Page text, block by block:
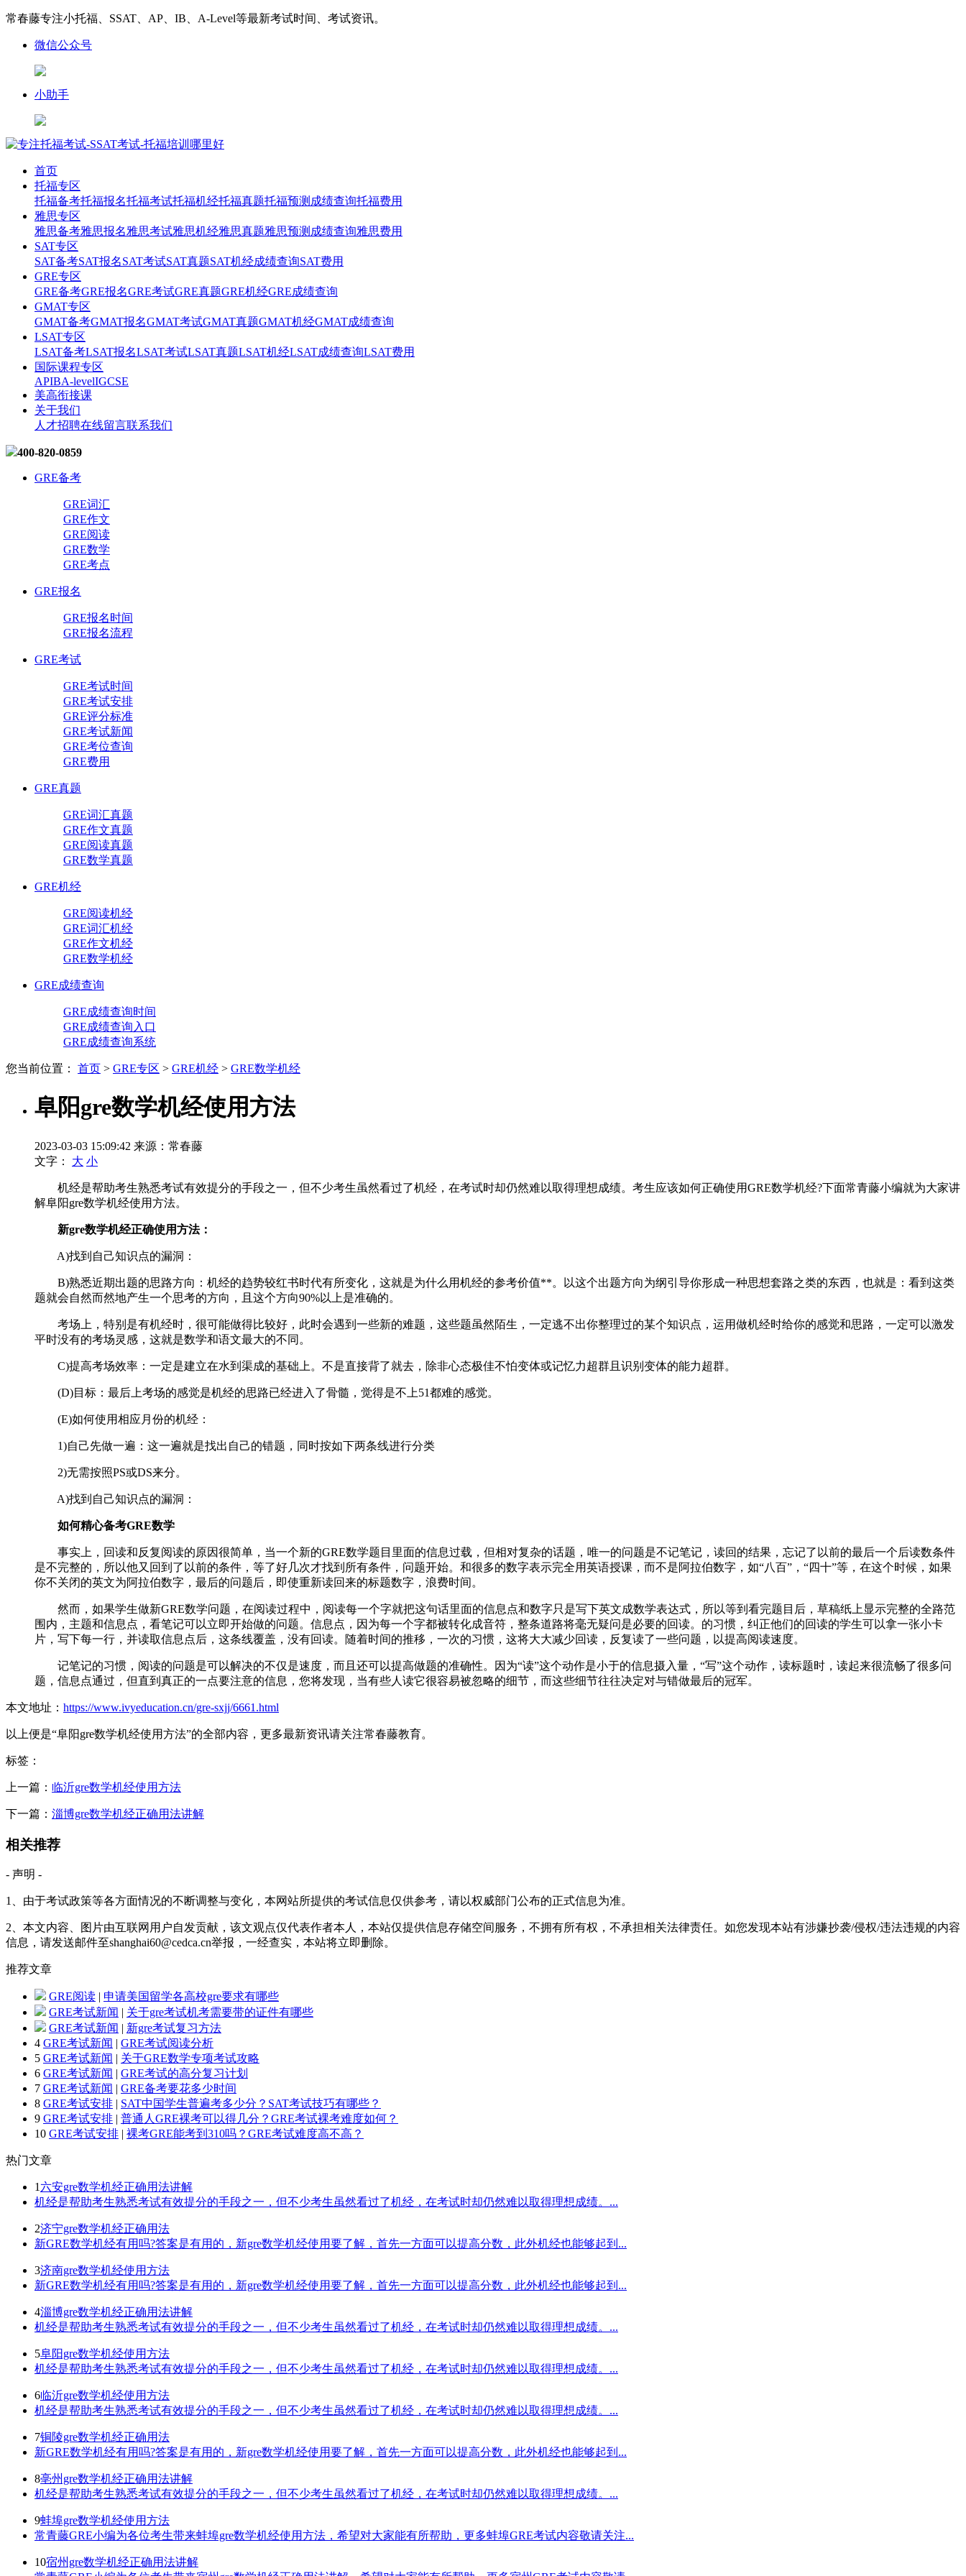
常春藤专注小托福、SSAT、AP、IB、A-Level等最新考试时间、考试资讯。
微信公众号
小助手
首页
托福专区
托福备考托福报名托福考试托福机经托福真题托福预测 成绩查询托福费用
雅思专区
雅思备考雅思报名雅思考试雅思机经雅思真题雅思预测 成绩查询雅思费用
SAT专区
SAT备考SAT报名SAT考试SAT真题SAT机经成绩查询SAT费用
GRE专区
GRE备考GRE报名GRE考试GRE真题GRE机经GRE成绩查询
GMAT专区
GMAT备考GMAT报名GMAT考试GMAT真题GMAT机经GMAT成绩查询
LSAT专区
LSAT备考LSAT报名LSAT考试LSAT真题LSAT机经LSAT成绩查询LSAT费用
国际课程专区
APIBA-levelIGCSE
美高衔接课
关于我们
人才招聘在线留言联系我们
400-820-0859
GRE备考
GRE词汇
GRE作文
GRE阅读
GRE数学
GRE考点
GRE报名
GRE报名时间
GRE报名流程
GRE考试
GRE考试时间
GRE考试安排
GRE评分标准
GRE考试新闻
GRE考位查询
GRE费用
GRE真题
GRE词汇真题
GRE作文真题
GRE阅读真题
GRE数学真题
GRE机经
GRE阅读机经
GRE词汇机经
GRE作文机经
GRE数学机经
GRE成绩查询
GRE成绩查询时间
GRE成绩查询入口
GRE成绩查询系统
您当前位置： 首页 > GRE专区 > GRE机经 > GRE数学机经
阜阳gre数学机经使用方法
2023-03-03 15:09:42 来源：常春藤
文字：
大 小
机经是帮助考生熟悉考试有效提分的手段之一，但不少考生虽然看过了机经，在考试时却仍然难以取得理想成绩。考生应该如何正确使用GRE数学机经?下面常青藤小编就为大家讲
解阜阳gre数学机经使用方法。
新gre数学机经正确使用方法：
A)找到自己知识点的漏洞：
B)熟悉近期出题的思路方向：机经的趋势较红书时代有所变化，这就是为什么用机经的参考价值**。以这个出题方向为纲引导你形成一种思想套路之类的东西，也就是：看到这类
题就会自然而然地产生一个思考的方向，且这个方向90%以上是准确的。
考场上，特别是有机经时，很可能做得比较好，此时会遇到一些新的难题，这些题虽然陌生，一定逃不出你整理过的某个知识点，运用做机经时给你的感觉和思路，一定可以激发
平时没有的考场灵感，这就是数学和语文最大的不同。
C)提高考场效率：一定是建立在水到渠成的基础上。不是直接背了就去，除非心态极佳不怕变体或记忆力超群且识别变体的能力超群。
(D)目标：最后上考场的感觉是机经的思路已经进入了骨髓，觉得是不上51都难的感觉。
(E)如何使用相应月份的机经：
1)自己先做一遍：这一遍就是找出自己的错题，同时按如下两条线进行分类
2)无需按照PS或DS来分。
A)找到自己知识点的漏洞：
如何精心备考GRE数学
事实上，回读和反复阅读的原因很简单，当一个新的GRE数学题目里面的信息过载，但相对复杂的话题，唯一的问题是不记笔记，读回的结果，忘记了以前的最后一个后读数条件
是不完整的，所以他又回到了以前的条件，等了好几次才找到所有条件，问题开始。和很多的数字表示完全用英语授课，而不是阿拉伯数字，如“八百”，“四十”等，在这个时候，如果
你不关闭的英文为阿拉伯数字，最后的问题后，即使重新读回来的标题数字，浪费时间。
然而，如果学生做新GRE数学问题，在阅读过程中，阅读每一个字就把这句话里面的信息点和数字只是写下英文成数学表达式，所以等到看完题目后，草稿纸上显示完整的全路范
围内，主题和信息点，看笔记可以立即开始做的问题。信息点，因为每一个字都被转化成音符，整条道路将毫无疑问是必要的回读。的习惯，纠正他们的回读的学生可以拿一张小卡
片，写下每一行，并读取信息点后，这条线覆盖，没有回读。随着时间的推移，一次的习惯，这将大大减少回读，反复读了一些问题，以提高阅读速度。
记笔记的习惯，阅读的问题是可以解决的不仅是速度，而且还可以提高做题的准确性。因为“读”这个动作是小于的信息摄入量，“写”这个动作，读标题时，读起来很流畅了很多问
题，信息点通过，但直到真正的一点要注意的信息，您将发现，当有些人读它很容易被忽略的细节，而这些细节往往决定对与错做最后的冠军。
本文地址： https://www.ivyeducation.cn/gre-sxjj/6661.html
以上便是“阜阳gre数学机经使用方法”的全部内容，更多最新资讯请关注常春藤教育。
标签：
上一篇： 临沂gre数学机经使用方法
下一篇： 淄博gre数学机经正确用法讲解
相关推荐
- 声明 -
1、由于考试政策等各方面情况的不断调整与变化，本网站所提供的考试信息仅供参考，请以权威部门公布的正式信息为准。
2、本文内容、图片由互联网用户自发贡献，该文观点仅代表作者本人，本站仅提供信息存储空间服务，不拥有所有权，不承担相关法律责任。如您发现本站有涉嫌抄袭/侵权/违法违规的内容
信息，请发送邮件至shanghai60@cedca.cn举报，一经查实，本站将立即删除。
推荐文章
GRE阅读 | 申请美国留学各高校gre要求有哪些
GRE考试新闻 | 关于gre考试机考需要带的证件有哪些
GRE考试新闻 | 新gre考试复习方法
4 GRE考试新闻 | GRE考试阅读分析
5 GRE考试新闻 | 关于GRE数学专项考试攻略
6 GRE考试新闻 | GRE考试的高分复习计划
7 GRE考试新闻 | GRE备考要花多少时间
8 GRE考试安排 | SAT中国学生普遍考多少分？SAT考试技巧有哪些？
9 GRE考试安排 | 普通人GRE裸考可以得几分？GRE考试裸考难度如何？
10 GRE考试安排 | 裸考GRE能考到310吗？GRE考试难度高不高？
热门文章
1 六安gre数学机经正确用法讲解
机经是帮助考生熟悉考试有效提分的手段之一，但不少考生虽然看过了机经，在考试时却仍然难以取得理想成绩。...
2济宁gre数学机经正确用法
新GRE数学机经有用吗?答案是有用的，新gre数学机经使用要了解，首先一方面可以提高分数，此外机经也能够起到...
3济南gre数学机经使用方法
新GRE数学机经有用吗?答案是有用的，新gre数学机经使用要了解，首先一方面可以提高分数，此外机经也能够起到...
4淄博gre数学机经正确用法讲解
机经是帮助考生熟悉考试有效提分的手段之一，但不少考生虽然看过了机经，在考试时却仍然难以取得理想成绩。...
5阜阳gre数学机经使用方法
机经是帮助考生熟悉考试有效提分的手段之一，但不少考生虽然看过了机经，在考试时却仍然难以取得理想成绩。...
6临沂gre数学机经使用方法
机经是帮助考生熟悉考试有效提分的手段之一，但不少考生虽然看过了机经，在考试时却仍然难以取得理想成绩。...
7铜陵gre数学机经正确用法
新GRE数学机经有用吗?答案是有用的，新gre数学机经使用要了解，首先一方面可以提高分数，此外机经也能够起到...
8亳州gre数学机经正确用法讲解
机经是帮助考生熟悉考试有效提分的手段之一，但不少考生虽然看过了机经，在考试时却仍然难以取得理想成绩。...
9蚌埠gre数学机经使用方法
常青藤GRE小编为各位考生带来蚌埠gre数学机经使用方法，希望对大家能有所帮助，更多蚌埠GRE考试内容敬请关注...
10宿州gre数学机经正确用法讲解